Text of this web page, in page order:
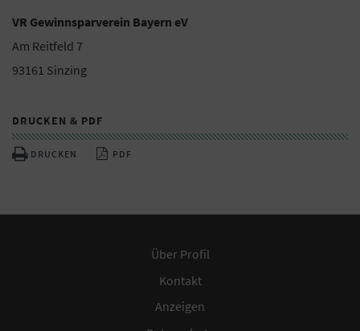
VR Gewinnsparverein Bayern eV
Am Reitfeld 7
93161 Sinzing
DRUCKEN & PDF
DRUCKEN PDF
Über Profil
Kontakt
Anzeigen